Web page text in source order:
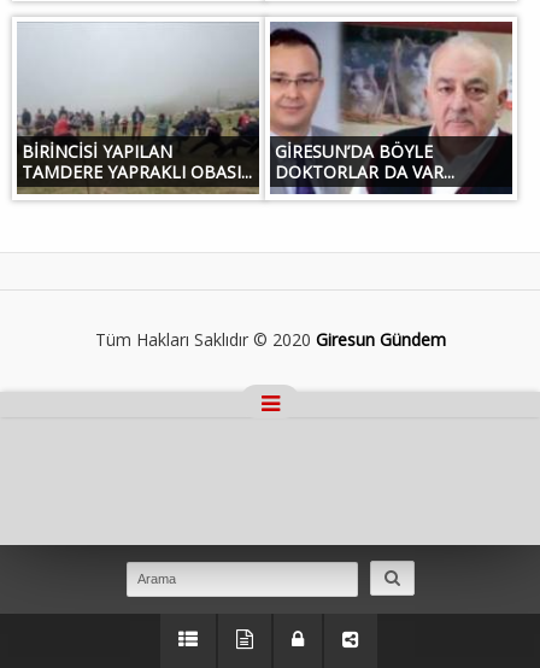
BİRİNCİSİ YAPILAN
TAMDERE YAPRAKLI OBASI...
GİRESUN’DA BÖYLE
DOKTORLAR DA VAR...
Tüm Hakları Saklıdır © 2020 Giresun Gündem